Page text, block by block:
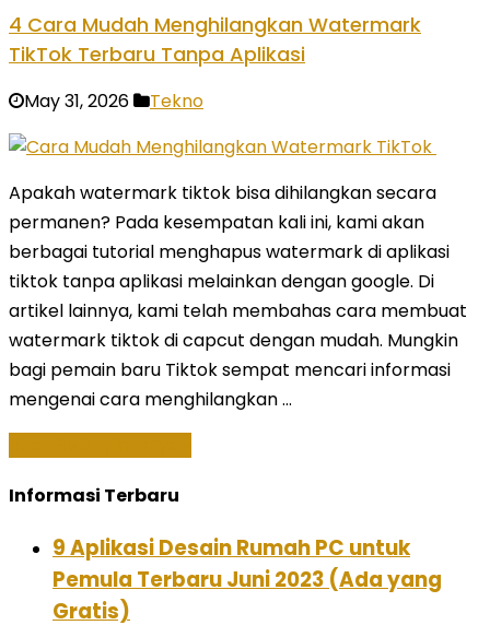
4 Cara Mudah Menghilangkan Watermark
TikTok Terbaru Tanpa Aplikasi
May 31, 2026 Tekno
Apakah watermark tiktok bisa dihilangkan secara
permanen? Pada kesempatan kali ini, kami akan
berbagai tutorial menghapus watermark di aplikasi
tiktok tanpa aplikasi melainkan dengan google. Di
artikel lainnya, kami telah membahas cara membuat
watermark tiktok di capcut dengan mudah. Mungkin
bagi pemain baru Tiktok sempat mencari informasi
mengenai cara menghilangkan …
Informasi Terbaru
9 Aplikasi Desain Rumah PC untuk
Pemula Terbaru Juni 2023 (Ada yang
Gratis)